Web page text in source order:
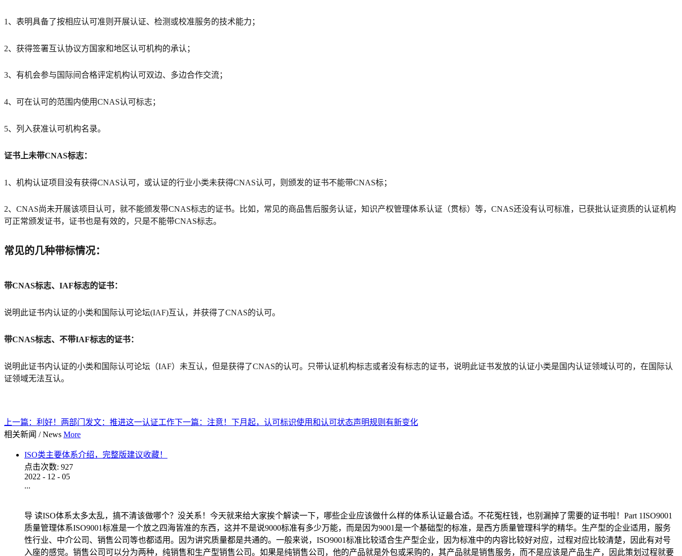
1、表明具备了按相应认可准则开展认证、检测或校准服务的技术能力；
2、获得签署互认协议方国家和地区认可机构的承认；
3、有机会参与国际间合格评定机构认可双边、多边合作交流；
4、可在认可的范围内使用CNAS认可标志；
5、列入获准认可机构名录。
证书上未带CNAS标志：
1、机构认证项目没有获得CNAS认可，或认证的行业小类未获得CNAS认可，则颁发的证书不能带CNAS标；
2、CNAS尚未开展该项目认可，就不能颁发带CNAS标志的证书。比如，常见的商品售后服务认证，知识产权管理体系认证（贯标）等，CNAS还没有认可标准，已获批认证资质的认证机构
可正常颁发证书，证书也是有效的，只是不能带CNAS标志。
常见的几种带标情况：‍
带CNAS标志、IAF标志的证书：
说明此证书内认证的小类和国际认可论坛(IAF)互认，并获得了CNAS的认可。
带CNAS标志、不带IAF标志的证书：
说明此证书内认证的小类和国际认可论坛（IAF）未互认，但是获得了CNAS的认可。只带认证机构标志或者没有标志的证书，说明此证书发放的认证小类是国内认证领域认可的，在国际认
证领域无法互认。
上一篇： 利好！两部门发文：推进这一认证工作下一篇： 注意！下月起，认可标识使用和认可状态声明规则有新变化
相关新闻 / News More
ISO类主要体系介绍，完整版建议收藏！
点击次数: 927
2022 - 12 - 05
...
导 读ISO体系太多太乱，搞不清该做哪个？没关系！今天就来给大家挨个解读一下，哪些企业应该做什么样的体系认证最合适。不花冤枉钱，也别漏掉了需要的证书啦！Part 1ISO9001
质量管理体系ISO9001标准是一个放之四海皆准的东西，这并不是说9000标准有多少万能，而是因为9001是一个基础型的标准，是西方质量管理科学的精华。生产型的企业适用，服务
性行业、中介公司、销售公司等也都适用。因为讲究质量都是共通的。一般来说，ISO9001标准比较适合生产型企业，因为标准中的内容比较好对应，过程对应比较清楚，因此有对号
入座的感觉。销售公司可以分为两种，纯销售和生产型销售公司。如果是纯销售公司，他的产品就是外包或采购的，其产品就是销售服务，而不是应该是产品生产，因此策划过程就要